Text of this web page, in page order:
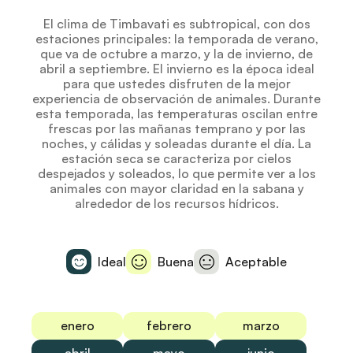
El clima de Timbavati es subtropical, con dos
estaciones principales: la temporada de verano,
que va de octubre a marzo, y la de invierno, de
abril a septiembre. El invierno es la época ideal
para que ustedes disfruten de la mejor
experiencia de observación de animales. Durante
esta temporada, las temperaturas oscilan entre
frescas por las mañanas temprano y por las
noches, y cálidas y soleadas durante el día. La
estación seca se caracteriza por cielos
despejados y soleados, lo que permite ver a los
animales con mayor claridad en la sabana y
alrededor de los recursos hídricos.
Ideal Buena Aceptable
enero febrero
marzo